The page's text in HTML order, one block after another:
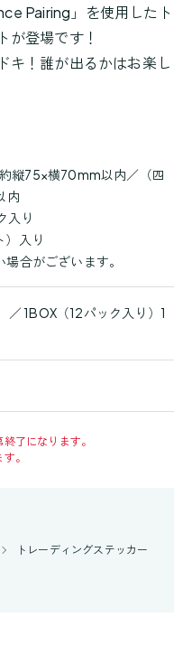
Pairing」を使用したト
が登場です！
キ！誰が出るかはお楽し
縦75×横70mm以内／（四
内
入り
）入り
合がございます。
／ 1BOX（12パック入り）1
了になります。
。
トレーディングステッカー